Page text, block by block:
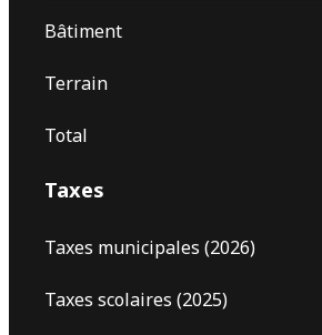
Bâtiment
Terrain
Total
Taxes
Taxes municipales (2026)
Taxes scolaires (2025)